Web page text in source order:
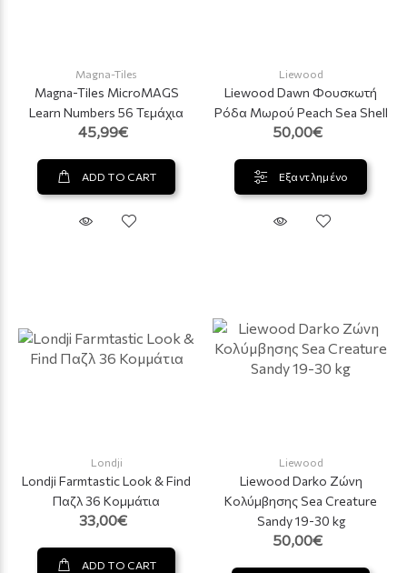
Magna-Tiles
Magna-Tiles MicroMAGS
Learn Numbers 56 Τεμάχια
45,99€
ADD TO CART
Liewood
Liewood Dawn Φουσκωτή
Ρόδα Μωρού Peach Sea Shell
50,00€
Εξαντλημένο
Londji
Londji Farmtastic Look & Find
Παζλ 36 Κομμάτια
33,00€
ADD TO CART
Liewood
Liewood Darko Ζώνη
Κολύμβησης Sea Creature
Sandy 19-30 kg
50,00€